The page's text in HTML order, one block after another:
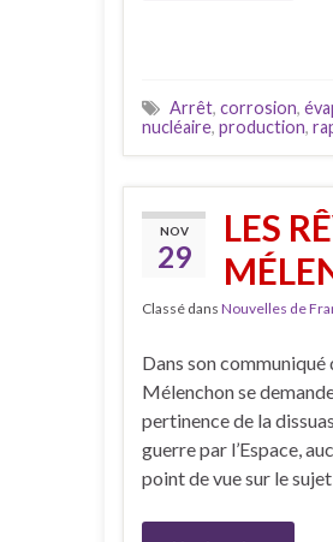
Arrêt, corrosion,
nucléaire, production,
NOV
29
LES
Classé dans Nouvelles de
Dans son communiqué
Mélenchon se
pertinence de la
guerre par l’Espace,
point de vue sur le sujet